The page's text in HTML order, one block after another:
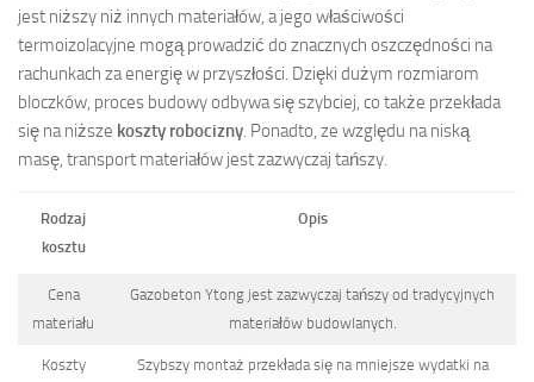
jest niższy niż innych materiałów, a jego właściwości
termoizolacyjne mogą prowadzić do znacznych oszczędności na
rachunkach za energię w przyszłości. Dzięki dużym rozmiarom
bloczków, proces budowy odbywa się szybciej, co także przekłada
się na niższe koszty robocizny . Ponadto, ze względu na niską
masę, transport materiałów jest zazwyczaj tańszy.
Rodzaj
kosztu
Opis
Cena
materiału
Gazobeton Ytong jest zazwyczaj tańszy od tradycyjnych
materiałów budowlanych.
Koszty
Szybszy montaż przekłada się na mniejsze wydatki na